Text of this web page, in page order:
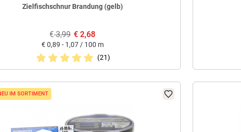
Zielfischschnur Brandung (gelb)
€3,99 € 2,68
€ 0,89 - 1,07 / 100 m
(21)
IM SORTIMENT